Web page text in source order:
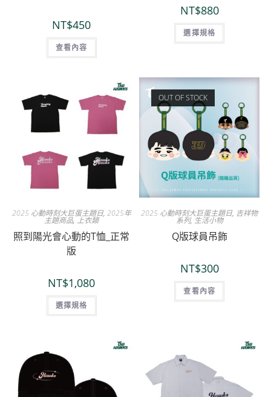
NT$450
查看內容
NT$880
選擇規格
2025 心動時刻大巨蛋主題日, 2025年
主題商品, 上衣類
照到陽光會心動的T恤_正常
版
NT$1,080
選擇規格
OUT OF STOCK
2025 心動時刻大巨蛋主題日, 吉祥物
系列, 生活小物
Q版球員吊飾
NT$300
查看內容